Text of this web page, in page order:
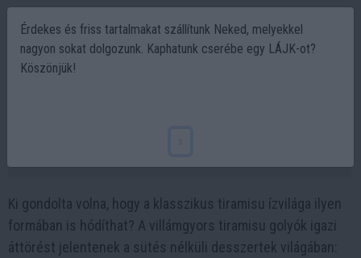
Ki gondolta volna, hogy a klasszikus tiramisu ízvilága ilyen
formában is hódíthat? A villámgyors tiramisu golyók igazi
áttörést jelentenek a sütés nélküli desszertek világában:
Érdekes és friss tartalmakat szállítunk Neked, melyekkel
nagyon sokat dolgozunk. Kaphatunk cserébe egy LÁJK-ot?
Köszönjük!